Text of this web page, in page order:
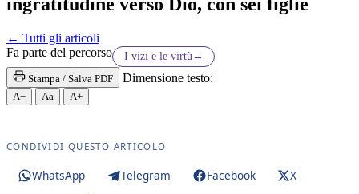
← Tutti gli articoli
Fa parte del percorso
I vizi e le virtù →
Stampa / Salva PDF
Dimensione testo:
A− Aa A+
CONDIVIDI QUESTO ARTICOLO
WhatsApp Telegram Facebook
X